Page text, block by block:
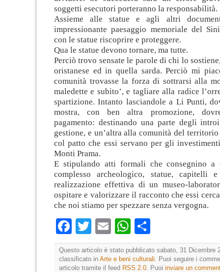
soggetti esecutori porteranno la responsabilità.
Assieme alle statue e agli altri
impressionante paesaggio memoriale del
con le statue riscoprire e proteggere.
Qua le statue devono tornare, ma tutte.
Perciò trovo sensate le parole di chi lo
oristanese ed in quella sarda. Perciò mi
comunità trovasse la forza di sottrarsi alla
maledette e subito’, e tagliare alla radice
spartizione. Intanto lasciandole a Li Punti,
mostra, con ben altra promozione,
pagamento: destinando una parte degli
gestione, e un’altra alla comunità del
col patto che essi servano per gli
Monti Prama.
E stipulando atti formali che consegnino a
complesso archeologico, statue, capitelli
realizzazione effettiva di un museo-
ospitare e valorizzare il racconto che essi
che noi stiamo per spezzare senza vergogna.
Facebook
TwitterEmailWhatsApp
Questo articolo è stato pubblicato sabato, 31 Dicembre
classificato in Arte e beni culturali . Puoi seguire i
articolo tramite il feed RSS 2.0 . Puoi inviare un